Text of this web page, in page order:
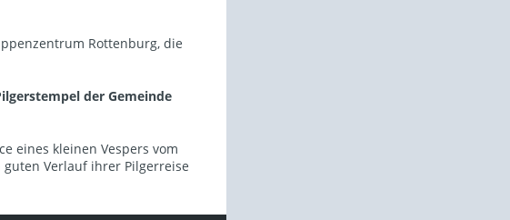
Rottenburg, die
der Gemeinde
eines kleinen Vespers vom
Verlauf ihrer Pilgerreise